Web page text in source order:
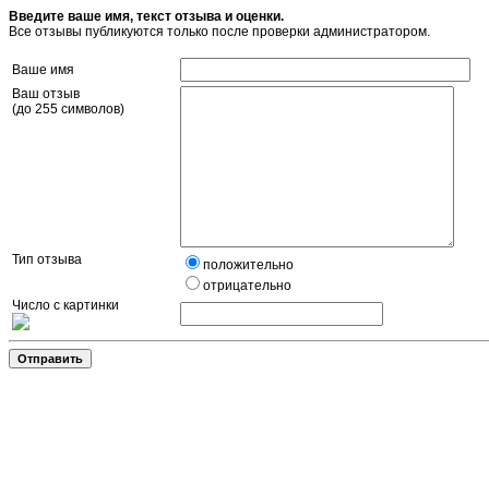
Введите ваше имя, текст отзыва и оценки.
Все отзывы публикуются только после проверки администратором.
Ваше имя
Ваш отзыв
(до 255 символов)
Тип отзыва
положительно
отрицательно
Число с картинки